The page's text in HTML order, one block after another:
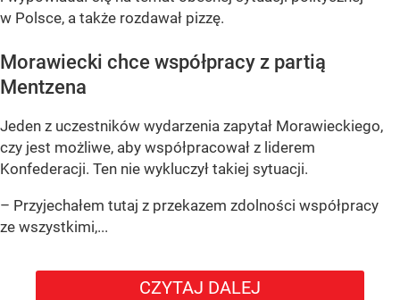
w Polsce, a także rozdawał pizzę.
Morawiecki chce współpracy z partią
Mentzena
Jeden z uczestników wydarzenia zapytał Morawieckiego,
czy jest możliwe, aby współpracował z liderem
Konfederacji. Ten nie wykluczył takiej sytuacji.
– Przyjechałem tutaj z przekazem zdolności współpracy
ze wszystkimi,...
CZYTAJ DALEJ